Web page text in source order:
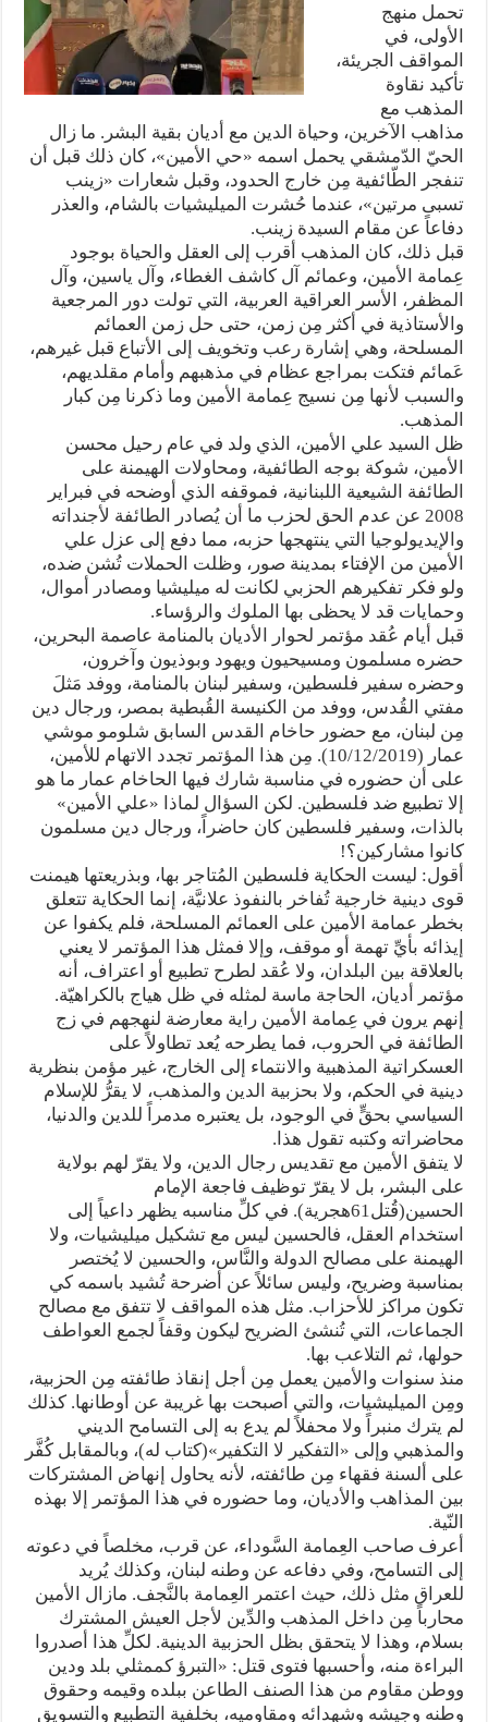
تحمل منهج
الأولى، في
المواقف الجريئة،
تأكيد نقاوة
المذهب مع
مذاهب الآخرين، وحياة الدين مع أديان بقية البشر. ما زال
الحيّ الدّمشقي يحمل اسمه «حي الأمين»، كان ذلك قبل أن
تنفجر الطّائفية مِن خارج الحدود، وقبل شعارات «زينب
تسبى مرتين»، عندما حُشرت الميليشيات بالشام، والعذر
دفاعاً عن مقام السيدة زينب.
قبل ذلك، كان المذهب أقرب إلى العقل والحياة بوجود
عِمامة الأمين، وعمائم آل كاشف الغطاء، وآل ياسين، وآل
المظفر، الأسر العراقية العربية، التي تولت دور المرجعية
والأستاذية في أكثر مِن زمن، حتى حل زمن العمائم
المسلحة، وهي إشارة رعب وتخويف إلى الأتباع قبل غيرهم،
عَمائم فتكت بمراجع عظام في مذهبهم وأمام مقلديهم،
والسبب لأنها مِن نسيج عِمامة الأمين وما ذكرنا مِن كبار
المذهب.
ظل السيد علي الأمين، الذي ولد في عام رحيل محسن
الأمين، شوكة بوجه الطائفية، ومحاولات الهيمنة على
الطائفة الشيعية اللبنانية، فموقفه الذي أوضحه في فبراير
2008 عن عدم الحق لحزب ما أن يُصادر الطائفة لأجنداته
والإيديولوجيا التي ينتهجها حزبه، مما دفع إلى عزل علي
الأمين من الإفتاء بمدينة صور، وظلت الحملات تُشن ضده،
ولو فكر تفكيرهم الحزبي لكانت له ميليشيا ومصادر أموال،
وحمايات قد لا يحظى بها الملوك والرؤساء.
قبل أيام عُقد مؤتمر لحوار الأديان بالمنامة عاصمة البحرين،
حضره مسلمون ومسيحيون ويهود وبوذيون وآخرون،
وحضره سفير فلسطين، وسفير لبنان بالمنامة، ووفد مَثلَ
مفتي القُدس، ووفد من الكنيسة القُبطية بمصر، ورجال دين
مِن لبنان، مع حضور حاخام القدس السابق شلومو موشي
عمار (10/12/2019). مِن هذا المؤتمر تجدد الاتهام للأمين،
على أن حضوره في مناسبة شارك فيها الحاخام عمار ما هو
إلا تطبيع ضد فلسطين. لكن السؤال لماذا «علي الأمين»
بالذات، وسفير فلسطين كان حاضراً، ورجال دين مسلمون
كانوا مشاركين؟!
أقول: ليست الحكاية فلسطين المُتاجر بها، وبذريعتها هيمنت
قوى دينية خارجية تُفاخر بالنفوذ علانيَّة، إنما الحكاية تتعلق
بخطر عمامة الأمين على العمائم المسلحة، فلم يكفوا عن
إيذائه بأيِّ تهمة أو موقف، وإلا فمثل هذا المؤتمر لا يعني
بالعلاقة بين البلدان، ولا عُقد لطرح تطبيع أو اعتراف، أنه
مؤتمر أديان، الحاجة ماسة لمثله في ظل هياج بالكراهيّة.
إنهم يرون في عِمامة الأمين راية معارضة لنهجهم في زج
الطائفة في الحروب، فما يطرحه يُعد تطاولاً على
العسكراتية المذهبية والانتماء إلى الخارج، غير مؤمن بنظرية
دينية في الحكم، ولا بحزبية الدين والمذهب، لا يقرُّ للإسلام
السياسي بحقٍّ في الوجود، بل يعتبره مدمراً للدين والدنيا،
محاضراته وكتبه تقول هذا.
لا يتفق الأمين مع تقديس رجال الدين، ولا يقرّ لهم بولاية
على البشر، بل لا يقرّ توظيف فاجعة الإمام
الحسين(قُتل61هجرية). في كلِّ مناسبه يظهر داعياً إلى
استخدام العقل، فالحسين ليس مع تشكيل ميليشيات، ولا
الهيمنة على مصالح الدولة والنَّاس، والحسين لا يُختصر
بمناسبة وضريح، وليس سائلاً عن أضرحة تُشيد باسمه كي
تكون مراكز للأحزاب. مثل هذه المواقف لا تتفق مع مصالح
الجماعات، التي تُنشئ الضريح ليكون وقفاً لجمع العواطف
حولها، ثم التلاعب بها.
منذ سنوات والأمين يعمل مِن أجل إنقاذ طائفته مِن الحزبية،
ومِن الميليشيات، والتي أصبحت بها غريبة عن أوطانها. كذلك
لم يترك منبراً ولا محفلاً لم يدع به إلى التسامح الديني
والمذهبي وإلى «التفكير لا التكفير»(كتاب له)، وبالمقابل كُفَّر
على ألسنة فقهاء مِن طائفته، لأنه يحاول إنهاض المشتركات
بين المذاهب والأديان، وما حضوره في هذا المؤتمر إلا بهذه
النّية.
أعرف صاحب العِمامة السَّوداء، عن قرب، مخلصاً في دعوته
إلى التسامح، وفي دفاعه عن وطنه لبنان، وكذلك يُريد
للعراق مثل ذلك، حيث اعتمر العِمامة بالنَّجف. مازال الأمين
محارباً مِن داخل المذهب والدِّين لأجل العيش المشترك
بسلام، وهذا لا يتحقق بظل الحزبية الدينية. لكلِّ هذا أصدروا
البراءة منه، وأحسبها فتوى قتل: «التبرؤ كممثلي بلد ودين
ووطن مقاوم من هذا الصنف الطاعن ببلده وقيمه وحقوق
وطنه وجيشه وشهدائه ومقاوميه، بخلفية التطبيع والتسويق